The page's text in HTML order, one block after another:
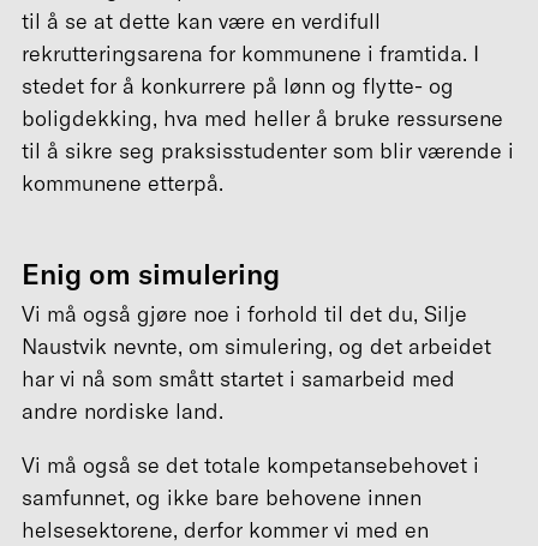
til å se at dette kan være en verdifull
rekrutteringsarena for kommunene i framtida. I
stedet for å konkurrere på lønn og flytte- og
boligdekking, hva med heller å bruke ressursene
til å sikre seg praksisstudenter som blir værende i
kommunene etterpå.
Enig om simulering
Vi må også gjøre noe i forhold til det du, Silje
Naustvik nevnte, om simulering, og det arbeidet
har vi nå som smått startet i samarbeid med
andre nordiske land.
Vi må også se det totale kompetansebehovet i
samfunnet, og ikke bare behovene innen
helsesektorene, derfor kommer vi med en